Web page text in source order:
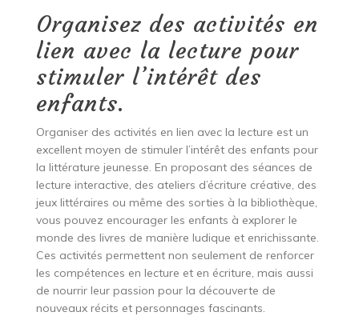
Organisez des activités en
lien avec la lecture pour
stimuler l’intérêt des
enfants.
Organiser des activités en lien avec la lecture est un
excellent moyen de stimuler l’intérêt des enfants pour
la littérature jeunesse. En proposant des séances de
lecture interactive, des ateliers d’écriture créative, des
jeux littéraires ou même des sorties à la bibliothèque,
vous pouvez encourager les enfants à explorer le
monde des livres de manière ludique et enrichissante.
Ces activités permettent non seulement de renforcer
les compétences en lecture et en écriture, mais aussi
de nourrir leur passion pour la découverte de
nouveaux récits et personnages fascinants.